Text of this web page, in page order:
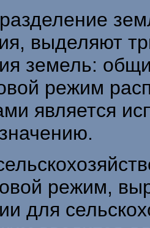
выделяют
земель:
режим
является
режим,
для